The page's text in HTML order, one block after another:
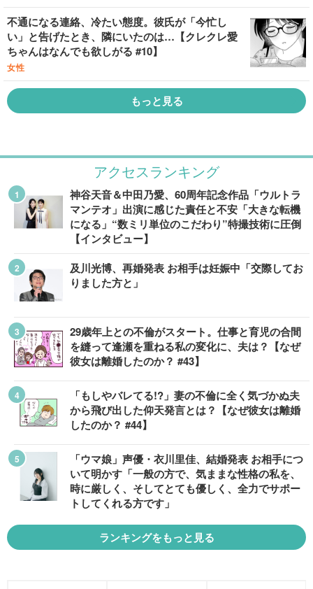
不通になる連絡、冷たい態度。彼氏が「今忙し
い」と告げたとき、隣にいたのは…【クレクレ愛
ちゃんはなんでも欲しがる #10】
女性
もっと見る
アクセスランキング
神谷天音＆中田乃愛、60周年記念作品「ウルトラ
マンテオ」出演に感じた責任と不安「大きな転機
になる」“数ミリ単位のこだわり”特撮技術に圧倒
【インタビュー】
及川光博、再婚発表 お相手は妊娠中「交際してお
りました方と」
29歳年上との不倫がスタート。仕事と育児の合間
を縫って逢瀬を重ねる私の変化に、夫は？【なぜ
彼女は離婚したのか？ #43】
「もしやバレてる!?」妻の不倫に全く気づかぬ夫
から飛び出した仰天発言とは？【なぜ彼女は離婚
したのか？ #44】
「ウマ娘」声優・衣川里佳、結婚発表 お相手につ
いて明かす「一般の方で、気ままな性格の私を、
時に厳しく、そしてとても優しく、全力でサポー
トしてくれる方です」
ランキングをもっと見る